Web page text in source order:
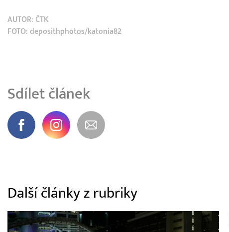
AUTOR: ČTK
FOTO: deposithphotos/katonia82
Sdílet článek
Další články z rubriky